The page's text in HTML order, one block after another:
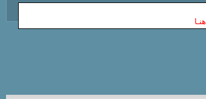
هنـا